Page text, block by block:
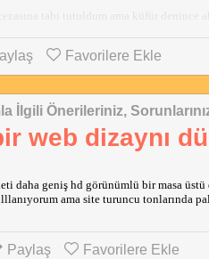
cezasına tabi tutuldum ama küfür denince
Favorilere Ekle
İlgili Önerileriniz,
web dizaynı
daha geniş hd görünümlü bir masa
ama site turuncu tonlarında
Paylaş Favorilere Ekle